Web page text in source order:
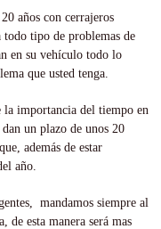
años con cerrajeros
todo tipo de problemas de
en su vehículo todo lo
que usted tenga.
la importancia del tiempo en
un plazo de unos 20
además de estar
año.
mandamos siempre al
de esta manera será mas